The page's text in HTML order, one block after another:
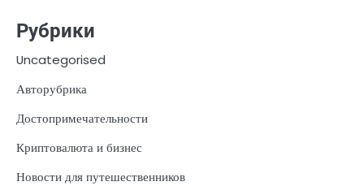
Рубрики
Uncategorised
Авторубрика
Достопримечательности
Криптовалюта и бизнес
Новости для путешественников